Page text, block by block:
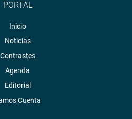
PORTAL
Inicio
Noticias
Contrastes
Agenda
Editorial
Cuenta